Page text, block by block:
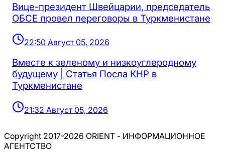
Вице-президент Швейцарии, председатель
ОБСЕ провел переговоры в Туркменистане
22:50 Август 05, 2026
Вместе к зеленому и низкоуглеродному
будущему | Статья Посла КНР в
Туркменистане
21:32 Август 05, 2026
Copyright 2017-2026 ORIENT - ИНФОРМАЦИОННОЕ
АГЕНТСТВО